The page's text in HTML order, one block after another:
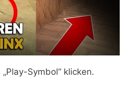
Symbol“ klicken.